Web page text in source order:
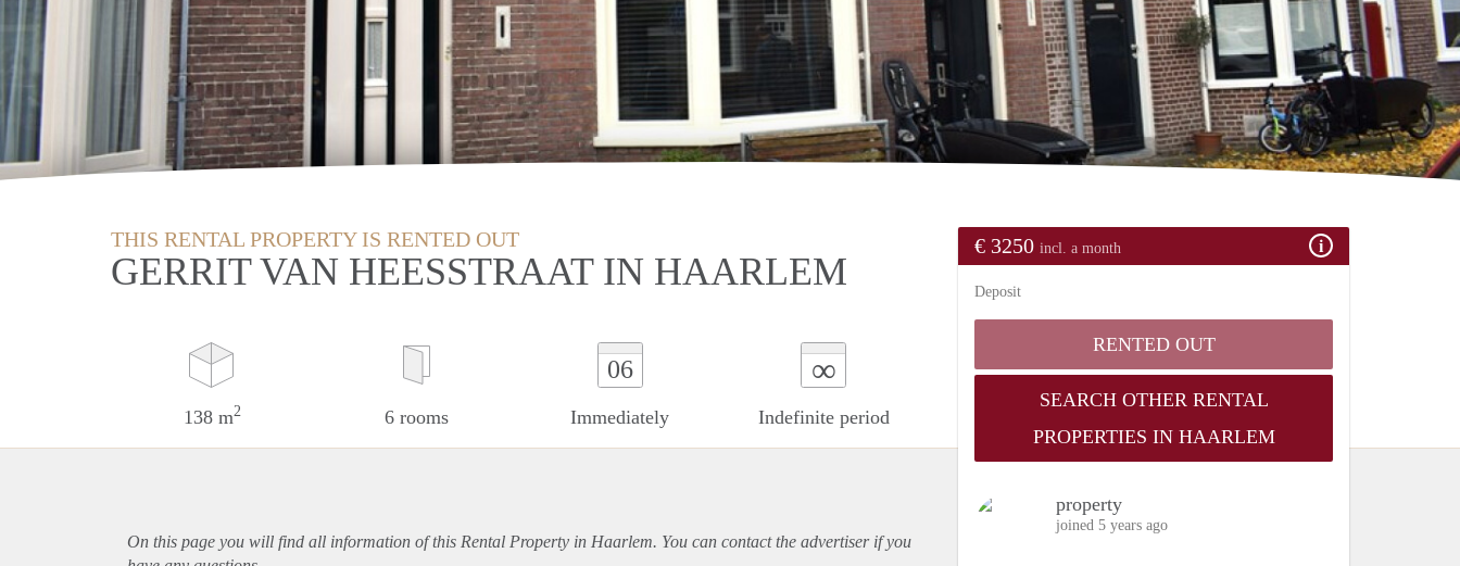
THIS RENTAL PROPERTY IS RENTED OUT
GERRIT VAN HEESSTRAAT IN HAARLEM
138 m2 6 rooms
06
Immediately
∞
Indefinite period
€ 3250 incl. a month
Deposit
RENTED OUT
SEARCH OTHER RENTAL
PROPERTIES IN HAARLEM
property
joined 5 years ago
On this page you will find all information of this Rental Property in Haarlem. You can contact the advertiser if you